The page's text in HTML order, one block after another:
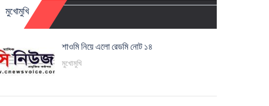
মুখোমুখি
শাওমি নিয়ে এলো রেডমি নোট ১৪
মুখোমুখি